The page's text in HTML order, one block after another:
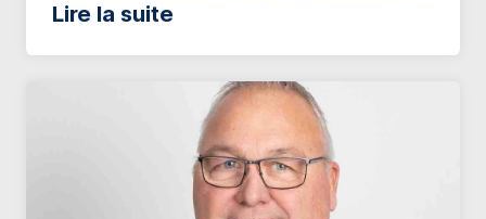
entre le ministère des Affaires municipales et de
investis afin de soutenir le développement local
Lire la suite